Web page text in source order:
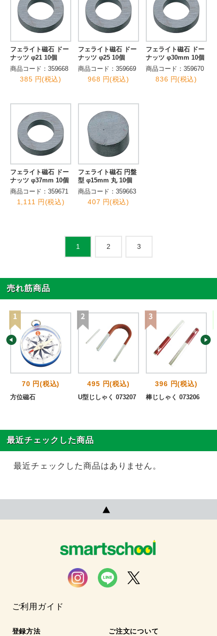
フェライト磁石 ドー
ナッツ φ21 10個
商品コード：359668
385 円(税込)
フェライト磁石 ドー
ナッツ φ25 10個
商品コード：359669
968 円(税込)
フェライト磁石 ドー
ナッツ φ30mm 10個
商品コード：359670
836 円(税込)
フェライト磁石 ドー
ナッツ φ37mm 10個
商品コード：359671
1,111 円(税込)
フェライト磁石 円盤
型 φ15mm 丸 10個
商品コード：359663
407 円(税込)
1 2 3
売れ筋商品
70 円(税込)
方位磁石
495 円(税込)
U型じしゃく 073207
396 円(税込)
棒じしゃく 073206
最近チェックした商品
最近チェックした商品はありません。
ご利用ガイド
登録方法 ご注文について